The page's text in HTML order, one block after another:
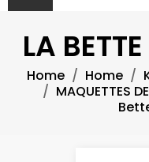
LA
Home Home
MAQUETTES